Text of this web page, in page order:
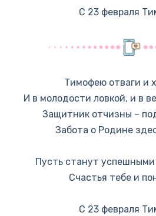
С 23 февраля
Тимофею отваги и
И в молодости ловкой, и в
Защитник отчизны –
Забота о Родине
Пусть станут
Счастья тебе и
С 23 февраля